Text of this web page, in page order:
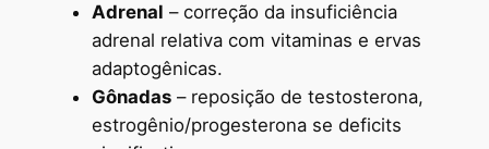
Adrenal – correção da insuficiência
adrenal relativa com vitaminas e ervas
adaptogênicas.
Gônadas– reposição de testosterona,
estrogênio/progesterona se deficits